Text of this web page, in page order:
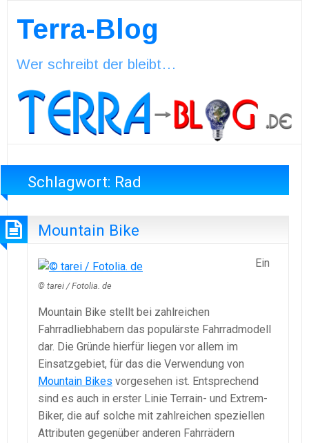
Terra-Blog
Wer schreibt der bleibt…
Schlagwort: Rad
Mountain Bike
© tarei / Fotolia. de
Ein
Mountain Bike stellt bei zahlreichen
Fahrradliebhabern das populärste Fahrradmodell
dar. Die Gründe hierfür liegen vor allem im
Einsatzgebiet, für das die Verwendung von
Mountain Bikes vorgesehen ist. Entsprechend
sind es auch in erster Linie Terrain- und Extrem-
Biker, die auf solche mit zahlreichen speziellen
Attributen gegenüber anderen Fahrrädern